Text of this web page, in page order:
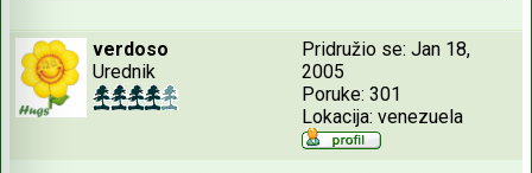
verdoso
Urednik
Pridružio se: Jan 18,
2005
Poruke: 301
Lokacija: venezuela